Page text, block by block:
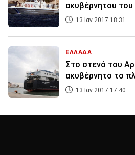
ακυβέρνητου του
13 Ιαν 2017 18:31
ΕΛΛΑΔΑ
Στο στενό του
ακυβέρνητο το
13 Ιαν 2017 17:40